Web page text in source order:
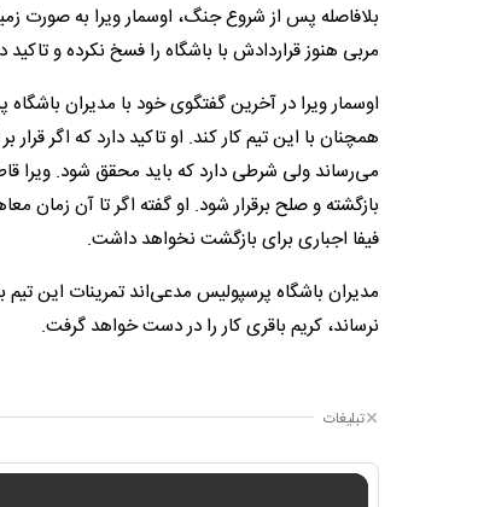
بلافاصله پس از شروع جنگ، اوسمار ویرا به صورت
مربی هنوز قراردادش با باشگاه را فسخ نکرده و تاکید
اوسمار ویرا در آخرین گفتگوی خود با مدیران
همچنان با این تیم کار کند. او تاکید دارد که اگر
می‌رساند ولی شرطی دارد که باید محقق شود. ویرا
بازگشته و صلح برقرار شود. او گفته اگر تا آن
فیفا اجباری برای بازگشت نخواهد داشت.
نرساند، کریم باقری کار را در دست خواهد گرفت.
تبلیغات